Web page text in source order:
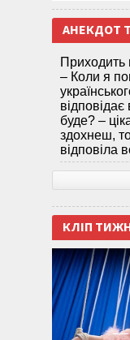
АНЕКДОТ
Приходить
– Коли я
буде? –
здохнеш,
відповіла
КЛІП